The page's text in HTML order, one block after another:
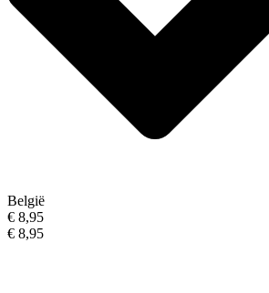
België
€ 8,95
€ 8,95